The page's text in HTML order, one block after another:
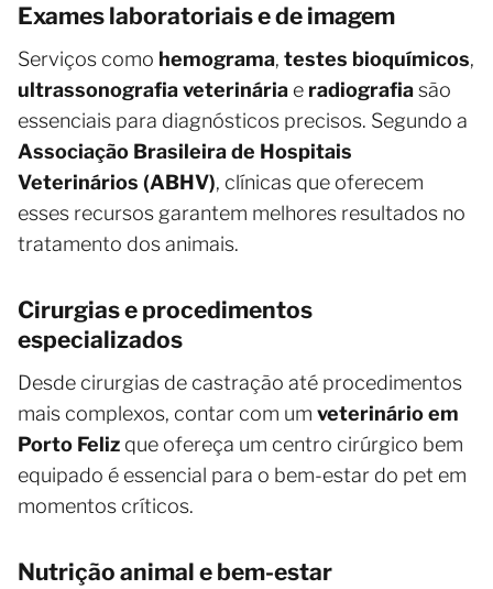
Exames laboratoriais e de imagem
Serviços como hemograma, testes bioquímicos,
ultrassonografia veterinária e radiografiasão
essenciais para diagnósticos precisos. Segundo a
Associação Brasileira de Hospitais
Veterinários (ABHV), clínicas que oferecem
esses recursos garantem melhores resultados no
tratamento dos animais.
Cirurgias e procedimentos
especializados
Desde cirurgias de castração até procedimentos
mais complexos, contar com um veterinário em
Porto Feliz que ofereça um centro cirúrgico bem
equipado é essencial para o bem-estar do pet em
momentos críticos.
Nutrição animal e bem-estar